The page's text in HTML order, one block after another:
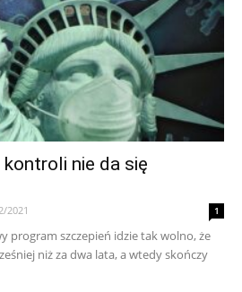
nie da się
2021 1
program szczepień idzie tak wolno, że
niż za dwa lata, a wtedy skończy